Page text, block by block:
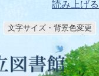
読み上げる
文字サイズ・背景色変更